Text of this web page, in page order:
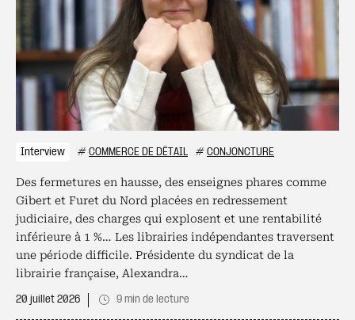
Interview # COMMERCE DE DÉTAIL # CONJONCTURE
Des fermetures en hausse, des enseignes phares comme
Gibert et Furet du Nord placées en redressement
judiciaire, des charges qui explosent et une rentabilité
inférieure à 1 %… Les librairies indépendantes traversent
une période difficile. Présidente du syndicat de la
librairie française, Alexandra…
20 juillet 2026 9 min de lecture